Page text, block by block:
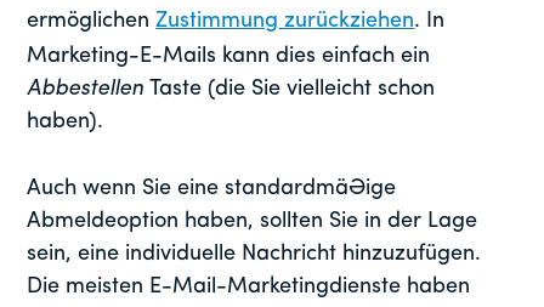
ermöglichenZustimmung zurückziehen. In
Marketing-E-Mails kann dies einfach ein
Abbestellen Taste (die Sie vielleicht schon
haben).
Auch wenn Sie eine standardmäßige
Abmeldeoption haben, sollten Sie in der Lage
sein, eine individuelle Nachricht hinzuzufügen.
Die meisten E-Mail-Marketingdienste haben